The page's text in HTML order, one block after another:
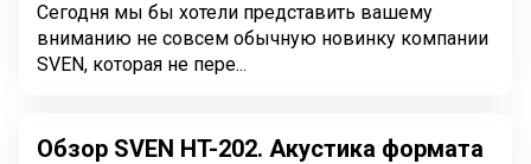
Сегодня мы бы хотели представить вашему
вниманию не совсем обычную новинку компании
SVEN, которая не пере...
Обзор SVEN HT-202. Акустика формата